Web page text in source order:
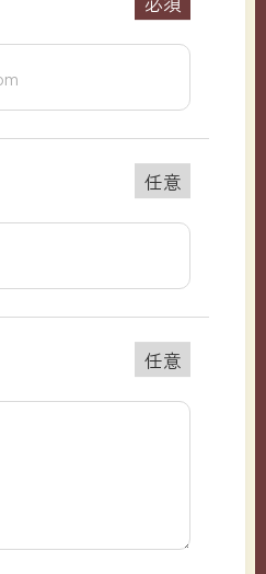
任意
任意